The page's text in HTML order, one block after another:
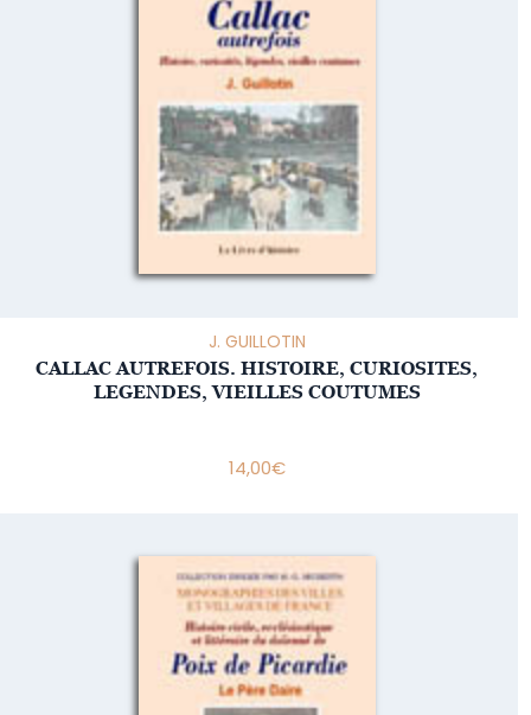
J. GUILLOTIN
CALLAC AUTREFOIS. HISTOIRE, CURIOSITES,
LEGENDES, VIEILLES COUTUMES
14,00€